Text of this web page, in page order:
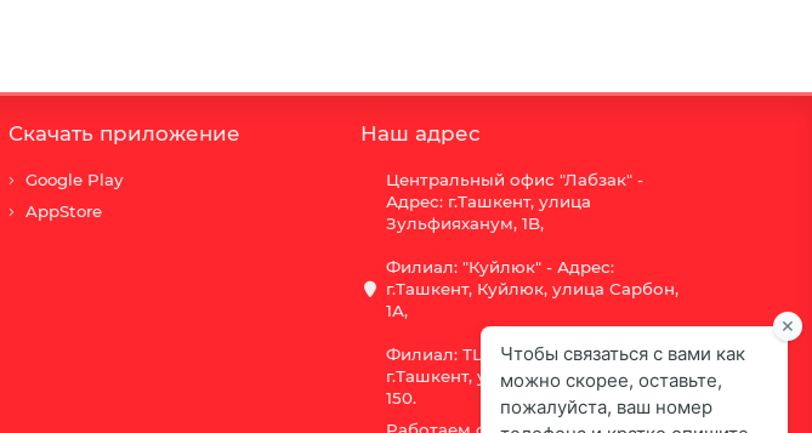
Скачать приложение
Google Play
AppStore
Наш адрес
Центральный офис "Лабзак" -
Адрес: г.Ташкент, улица
Зульфияханум, 1B,
Филиал: "Куйлюк" - Адрес:
г.Ташкент, Куйлюк, улица Сарбон,
1А,
Филиал: ТЦ "Vega" - Адрес:
г.Ташкент, улица Шота Руставели
150.